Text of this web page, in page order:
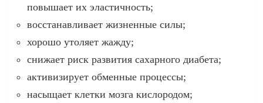
повышает их эластичность;
восстанавливает жизненные силы;
хорошо утоляет жажду;
снижает риск развития сахарного диабета;
активизирует обменные процессы;
насыщает клетки мозга кислородом;